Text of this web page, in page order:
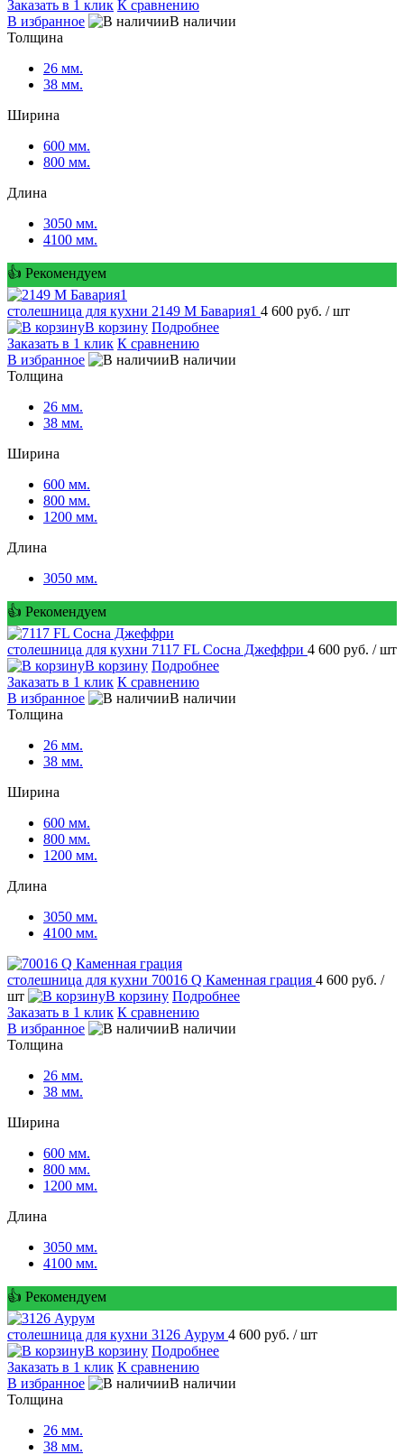
Заказать в 1 клик К сравнению
В избранное
В наличии
Толщина
26 мм.
38 мм.
Ширина
600 мм.
800 мм.
Длина
3050 мм.
4100 мм.
👍 Рекомендуем
столешница для кухни 2149 M Бавария1 4 600 руб. / шт
В корзину Подробнее
Заказать в 1 клик К сравнению
В избранное
В наличии
Толщина
26 мм.
38 мм.
Ширина
600 мм.
800 мм.
1200 мм.
Длина
3050 мм.
👍 Рекомендуем
столешница для кухни 7117 FL Сосна Джеффри 4 600 руб. / шт
В корзину Подробнее
Заказать в 1 клик К сравнению
В избранное
В наличии
Толщина
26 мм.
38 мм.
Ширина
600 мм.
800 мм.
1200 мм.
Длина
3050 мм.
4100 мм.
столешница для кухни 70016 Q Каменная грация 4 600 руб. /
шт
В корзину Подробнее
Заказать в 1 клик К сравнению
В избранное
В наличии
Толщина
26 мм.
38 мм.
Ширина
600 мм.
800 мм.
1200 мм.
Длина
3050 мм.
4100 мм.
👍 Рекомендуем
столешница для кухни 3126 Аурум 4 600 руб. / шт
В корзину Подробнее
Заказать в 1 клик К сравнению
В избранное
В наличии
Толщина
26 мм.
38 мм.